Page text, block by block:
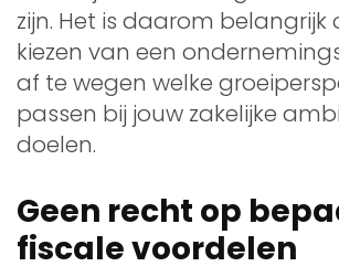
zijn. Het is daarom belangrijk
kiezen van een
af te wegen welke
passen bij jouw zakelijke
doelen.
Geen recht op
fiscale voordelen